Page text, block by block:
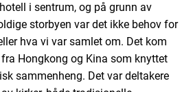
i sentrum, og på grunn av
storbyen var det ikke behov for
hva vi var samlet om. Det kom
Hongkong og Kina som knyttet
sammenheng. Det var deltakere